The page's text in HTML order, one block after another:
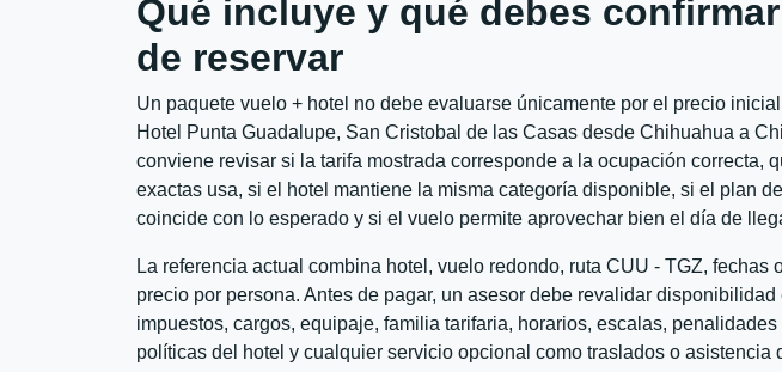
Qué incluye y qué debes
de reservar
Un paquete vuelo + hotel no debe evaluarse únicamente por el precio
Hotel Punta Guadalupe, San Cristobal de las Casas desde Chihuahua a
conviene revisar si la tarifa mostrada corresponde a la ocupación correcta,
exactas usa, si el hotel mantiene la misma categoría disponible, si el plan
coincide con lo esperado y si el vuelo permite aprovechar bien el día de
La referencia actual combina hotel, vuelo redondo, ruta CUU - TGZ, fechas
precio por persona. Antes de pagar, un asesor debe revalidar disponibilidad
impuestos, cargos, equipaje, familia tarifaria, horarios, escalas, penalidades
políticas del hotel y cualquier servicio opcional como traslados o asistencia